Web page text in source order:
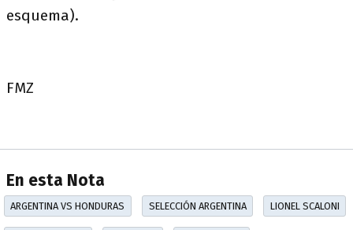
esquema).
FMZ
En esta Nota
ARGENTINA VS HONDURAS SELECCIÓN ARGENTINA LIONEL SCALONI